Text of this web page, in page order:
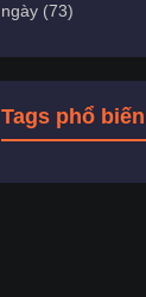
ngày (73)
Tags phổ biến